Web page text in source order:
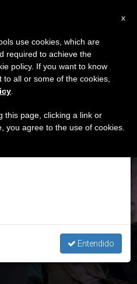
‘mes De
en las urbes, hacia
×
haremos la pausa
en el periodo de verano
y también el
Entendido
x
use cookies, which are
required to achieve the
policy. If you want to know
all or some of the cookies,
this page, clicking a link or
you agree to the use of cookies.